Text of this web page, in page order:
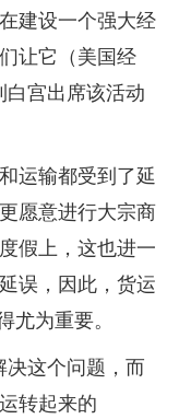
建设一个强大经
让它（美国经
白宫出席该活动
运输都受到了延
愿意进行大宗商
假上，这也进一
误，因此，货运
尤为重要。
决这个问题，而
转起来的